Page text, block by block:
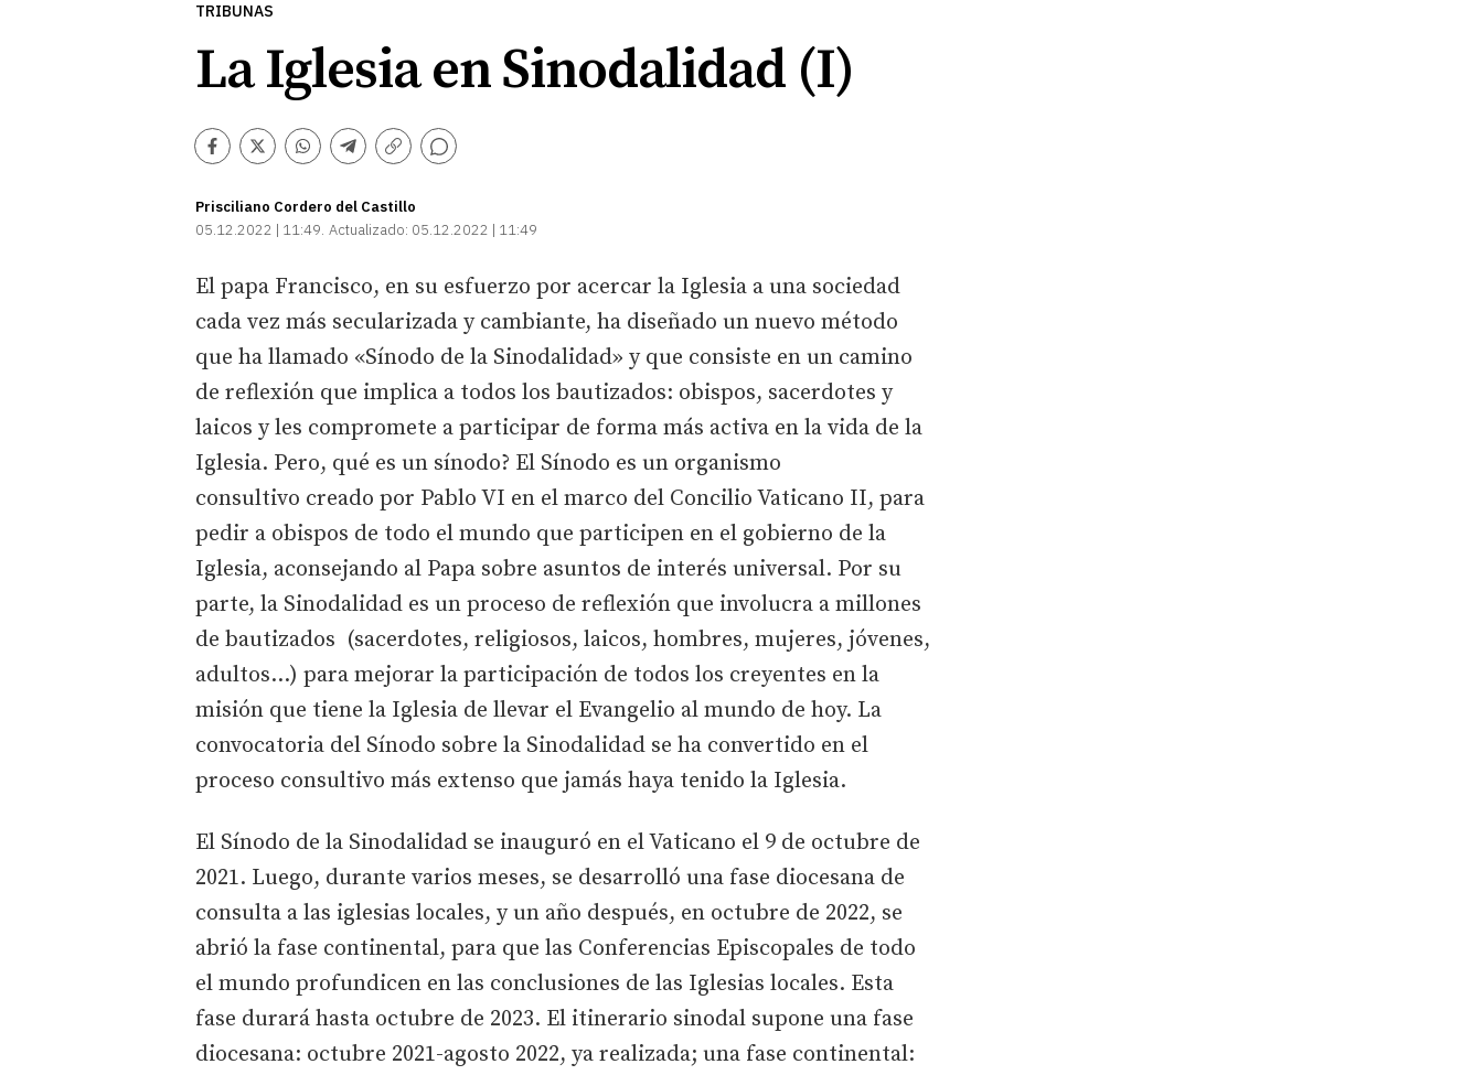
TRIBUNAS
La Iglesia en Sinodalidad (I)
Facebook
TwitterWhatsapp
Telegram
Copiar
Comentarios
Prisciliano Cordero del Castillo
05.12.2022 | 11:49 Actualizado: 05.12.2022 | 11:49
El papa Francisco, en su esfuerzo por acercar la Iglesia a una sociedad
cada vez más secularizada y cambiante, ha diseñado un nuevo método
que ha llamado «Sínodo de la Sinodalidad» y que consiste en un camino
de reflexión que implica a todos los bautizados: obispos, sacerdotes y
laicos y les compromete a participar de forma más activa en la vida de la
Iglesia. Pero, qué es un sínodo? El Sínodo es un organismo
consultivo creado por Pablo VI en el marco del Concilio Vaticano II, para
pedir a obispos de todo el mundo que participen en el gobierno de la
Iglesia, aconsejando al Papa sobre asuntos de interés universal. Por su
parte, la Sinodalidad es un proceso de reflexión que involucra a millones
de bautizados (sacerdotes, religiosos, laicos, hombres, mujeres, jóvenes,
adultos…) para mejorar la participación de todos los creyentes en la
misión que tiene la Iglesia de llevar el Evangelio al mundo de hoy. La
convocatoria del Sínodo sobre la Sinodalidad se ha convertido en el
proceso consultivo más extenso que jamás haya tenido la Iglesia.
El Sínodo de la Sinodalidad se inauguró en el Vaticano el 9 de octubre de
2021. Luego, durante varios meses, se desarrolló una fase diocesana de
consulta a las iglesias locales, y un año después, en octubre de 2022, se
abrió la fase continental, para que las Conferencias Episcopales de todo
el mundo profundicen en las conclusiones de las Iglesias locales. Esta
fase durará hasta octubre de 2023. El itinerario sinodal supone una fase
diocesana: octubre 2021-agosto 2022, ya realizada; una fase continental: